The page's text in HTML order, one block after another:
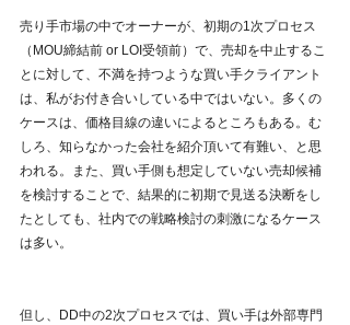
売り手市場の中でオーナーが、初期の1次プロセス
（MOU締結前 or LOI受領前）で、売却を中止するこ
とに対して、不満を持つような買い手クライアント
は、私がお付き合いしている中ではいない。多くの
ケースは、価格目線の違いによるところもある。む
しろ、知らなかった会社を紹介頂いて有難い、と思
われる。また、買い手側も想定していない売却候補
を検討することで、結果的に初期で見送る決断をし
たとしても、社内での戦略検討の刺激になるケース
は多い。
但し、DD中の2次プロセスでは、買い手は外部専門